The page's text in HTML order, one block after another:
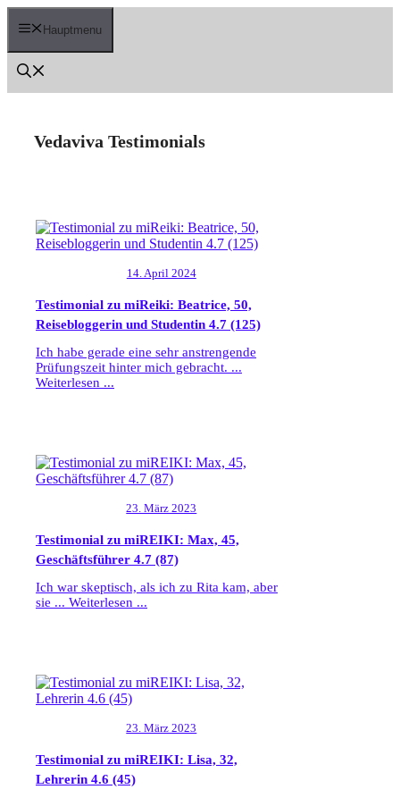
Zum
Inhalt Hauptmenu
Vedaviva Testimonials
14. April 2024
Testimonial zu miReiki: Beatrice, 50,
Reisebloggerin und Studentin 4.7 (125)
Ich habe gerade eine sehr anstrengende
Prüfungszeit hinter mich gebracht. ...
Weiterlesen ...
23. März 2023
Testimonial zu miREIKI: Max, 45,
Geschäftsführer 4.7 (87)
Ich war skeptisch, als ich zu Rita kam, aber
sie ... Weiterlesen ...
23. März 2023
Testimonial zu miREIKI: Lisa, 32,
Lehrerin 4.6 (45)